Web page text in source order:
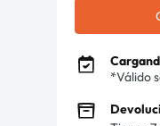
*Válido